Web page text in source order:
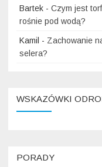
Bartek - Czym jest
rośnie pod wodą?
Kamil - Zachowanie
selera?
WSKAZÓWKI
PORADY